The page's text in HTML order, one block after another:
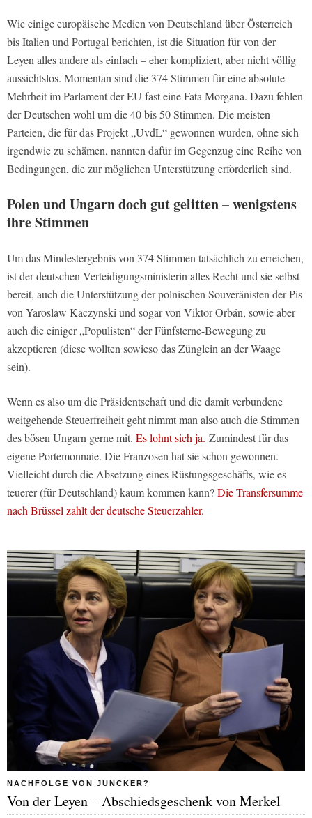
Wie einige europäische Medien von Deutschland über Österreich
bis Italien und Portugal berichten, ist die Situation für von der
Leyen alles andere als einfach – eher kompliziert, aber nicht völlig
aussichtslos. Momentan sind die 374 Stimmen für eine absolute
Mehrheit im Parlament der EU fast eine Fata Morgana. Dazu fehlen
der Deutschen wohl um die 40 bis 50 Stimmen. Die meisten
Parteien, die für das Projekt „UvdL“ gewonnen wurden, ohne sich
irgendwie zu schämen, nannten dafür im Gegenzug eine Reihe von
Bedingungen, die zur möglichen Unterstützung erforderlich sind.
Polen und Ungarn doch gut gelitten – wenigstens
ihre Stimmen
Um das Mindestergebnis von 374 Stimmen tatsächlich zu erreichen,
ist der deutschen Verteidigungsministerin alles Recht und sie selbst
bereit, auch die Unterstützung der polnischen Souveränisten der Pis
von Yaroslaw Kaczynski und sogar von Viktor Orbán, sowie aber
auch die einiger „Populisten“ der Fünfsterne-Bewegung zu
akzeptieren (diese wollten sowieso das Zünglein an der Waage
sein).
Wenn es also um die Präsidentschaft und die damit verbundene
weitgehende Steuerfreiheit geht nimmt man also auch die Stimmen
des bösen Ungarn gerne mit. Es lohnt sich ja. Zumindest für das
eigene Portemonnaie. Die Franzosen hat sie schon gewonnen.
Vielleicht durch die Absetzung eines Rüstungsgeschäfts, wie es
teuerer (für Deutschland) kaum kommen kann?Die Transfersumme
nach Brüssel zahlt der deutsche Steuerzahler.
NACHFOLGE VON JUNCKER?
Von der Leyen – Abschiedsgeschenk von Merkel